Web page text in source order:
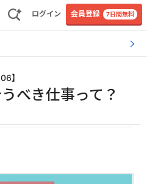
ログイン 会員登録 7日間無料
】
べき仕事って？